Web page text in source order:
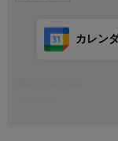
カレン